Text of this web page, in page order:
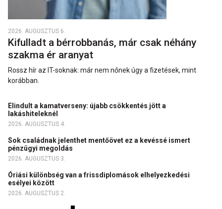
2026. AUGUSZTUS 6.
Kifulladt a bérrobbanás, már csak néhány
szakma ér aranyat
Rossz hír az IT-soknak: már nem nőnek úgy a fizetések, mint
korábban.
Elindult a kamatverseny: újabb csökkentés jött a
lakáshiteleknél
2026. AUGUSZTUS 4.
Sok családnak jelenthet mentőövet ez a kevéssé ismert
pénzügyi megoldás
2026. AUGUSZTUS 3.
Óriási különbség van a frissdiplomások elhelyezkedési
esélyei között
2026. AUGUSZTUS 2.